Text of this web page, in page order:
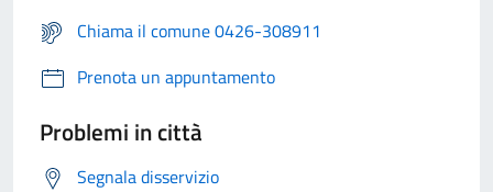
Chiama il comune 0426-308911
Prenota un appuntamento
Problemi in città
Segnala disservizio